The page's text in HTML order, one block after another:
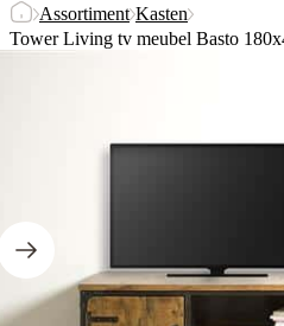
Assortiment Kasten
Tower Living tv meubel Basto